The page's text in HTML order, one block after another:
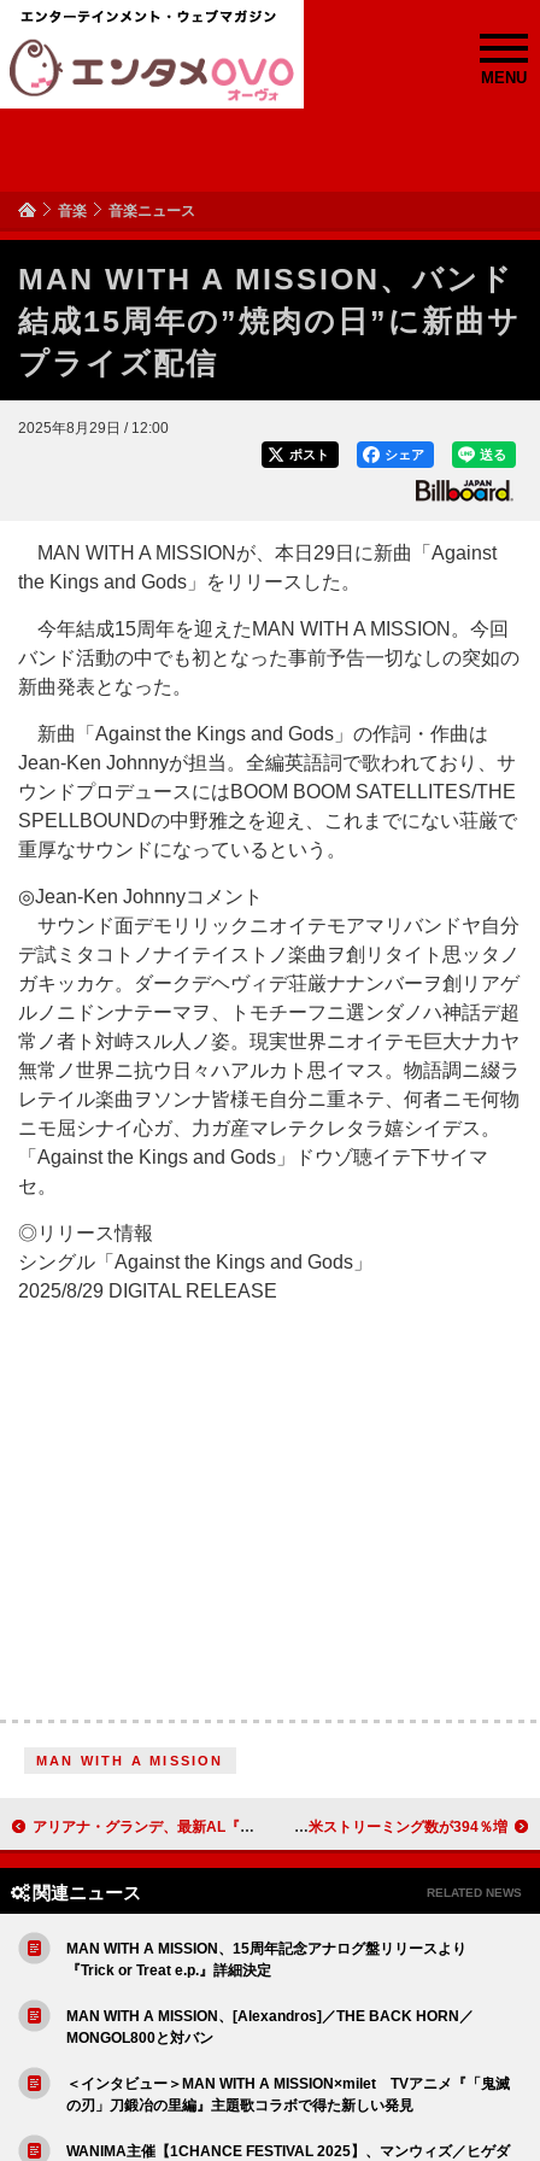
MENU
音楽 音楽ニュース
MAN WITH A MISSION、バンド
結成15周年の”焼肉の日”に新曲サ
プライズ配信
2025年8月29日 / 12:00
送る
シェア
ポスト
MAN WITH A MISSIONが、本日29日に新曲「Against
the Kings and Gods」をリリースした。
今年結成15周年を迎えたMAN WITH A MISSION。今回
バンド活動の中でも初となった事前予告一切なしの突如の
新曲発表となった。
新曲「Against the Kings and Gods」の作詞・作曲は
Jean-Ken Johnnyが担当。全編英語詞で歌われており、サ
ウンドプロデュースにはBOOM BOOM SATELLITES/THE
SPELLBOUNDの中野雅之を迎え、これまでにない荘厳で
重厚なサウンドになっているという。
◎Jean-Ken Johnnyコメント
サウンド面デモリリックニオイテモアマリバンドヤ自分
デ試ミタコトノナイテイストノ楽曲ヲ創リタイト思ッタノ
ガキッカケ。ダークデヘヴィデ荘厳ナナンバーヲ創リアゲ
ルノニドンナテーマヲ、トモチーフニ選ンダノハ神話デ超
常ノ者ト対峙スル人ノ姿。現実世界ニオイテモ巨大ナ力ヤ
無常ノ世界ニ抗ウ日々ハアルカト思イマス。物語調ニ綴ラ
レテイル楽曲ヲソンナ皆様モ自分ニ重ネテ、何者ニモ何物
ニモ屈シナイ心ガ、力ガ産マレテクレタラ嬉シイデス。
「Against the Kings and Gods」ドウゾ聴イテ下サイマ
セ。
◎リリース情報
シングル「Against the Kings and Gods」
2025/8/29 DIGITAL RELEASE
MAN WITH A MISSION
アリアナ・グランデ、最新AL『エターナル・サンシャイン』を引っさげたツアー発表 テイラー・スウィフト、婚約発表後に「So High School」全米ストリーミング数が394％増
関連ニュース RELATED NEWS
MAN WITH A MISSION、15周年記念アナログ盤リリースより
『Trick or Treat e.p.』詳細決定
MAN WITH A MISSION、[Alexandros]／THE BACK HORN／
MONGOL800と対バン
＜インタビュー＞MAN WITH A MISSION×milet TVアニメ『「鬼滅
の刃」刀鍛冶の里編』主題歌コラボで得た新しい発見
WANIMA主催【1CHANCE FESTIVAL 2025】、マンウィズ／ヒゲダ